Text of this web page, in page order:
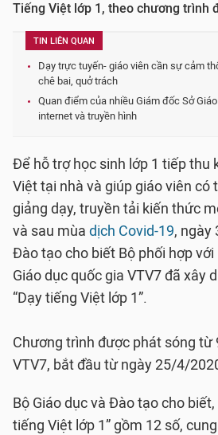
Tiếng Việt lớp 1, theo chương trình
TIN LIÊN QUAN
Dạy trực tuyến- giáo viên cần sự cảm
chê bai, quở trách
Quan điểm của nhiều Giám đốc Sở
internet và truyền hình
Để hỗ trợ học sinh lớp 1 tiếp thu
Việt tại nhà và giúp giáo viên có
giảng dạy, truyền tải kiến thức
và sau mùa dịch Covid-19, ngày
Đào tạo cho biết Bộ phối hợp
Giáo dục quốc gia VTV7 đã xây
“Dạy tiếng Việt lớp 1”.
Chương trình được phát sóng từ
VTV7, bắt đầu từ ngày 25/4/
Bộ Giáo dục và Đào tạo cho
tiếng Việt lớp 1” gồm 12 số,